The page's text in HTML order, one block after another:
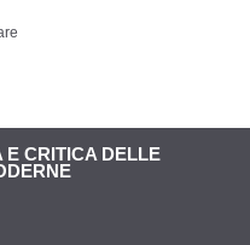
E CRITICA DELLE